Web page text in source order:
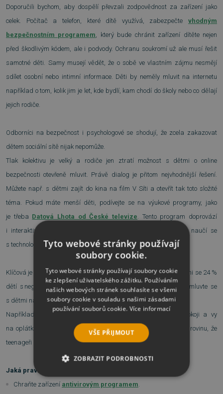
Doporučili bychom, aby dospělí převzali zodpovědnost za zařízení jako
celek. Počítač a telefon, které dítě využívá, zabezpečte vhodným
bezpečnostním programem, který bude chránit zařízení dítěte nejen
před škodlivým kódem, ale i podvody. Ochranu soukromí už ale musí řešit
samotné děti. Samy musejí vědět, že o sobě ve vlastním zájmu nesmějí
sdílet osobní nebo intimní informace. Děti by neměly mluvit na internetu
například o tom, kolik jim je let, kde bydlí, kam chodí do školy nebo co dělají
jejich rodiče.
Odborníci na bezpečnost i psychologové se shodují, že zcela zakazovat
dětem sociální sítě nijak nepomůže.
Tlak kolektivu je velký a rodiče jen ztratí možnost s dětmi o online
bezpečnosti otevřeně mluvit. Právě dialog je přitom nejvhodnější řešení.
Můžete např. s dětmi zajít do kina na film V Síti a otevřít tak toto složité
téma. Pokud máte menší děti, podívejte se na výukové programy, jako
je třeba Datová Lhota od České televize. Tento program doprovází
i interaktivní hra, kde si menší děti vyzkouší různá rizika a naučí se
s technologiemi pracovat bezpečně.
Klíčová je vzájemná důvěra. Podleprůzkumu mezi českými dětmi se 24 %
dětí s negativním zážitkem z kyberprostoru nikomu nesvěří. Domluvte se
s dětmi na pravidlech, které budete všichni dodržovat.
Například mohou komunikovat jen z počítače v obývacím pokoji a vy
na oplátku budete respektovat jejich soukromí (přiznejme si na rovinu, že
teenageři se prostě svěřovat nechtějí).
Jaká pravidla dodržovat při používání sociálních sítích?
Chraňte zařízení antivirovým programem.
Tyto webové stránky používají
soubory cookie.
Tyto webové stránky používají soubory cookie
ke zlepšení uživatelského zážitku. Používáním
našich webových stránek souhlasíte se všemi
soubory cookie v souladu s našimi zásadami
používání souborů cookie. Více informací
VŠE PŘIJMOUT
ZOBRAZIT PODROBNOSTI
NEZBYTNĚ NUTNÉ SOUBORY